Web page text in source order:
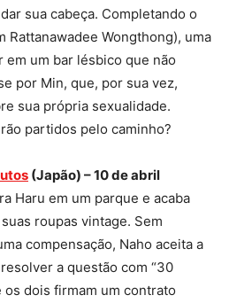
sua cabeça. Completando o
Rattanawadee Wongthong), uma
um bar lésbico que não
por Min, que, por sua vez,
sua própria sexualidade.
partidos pelo caminho?
(Japão) – 10 de abril
Haru em um parque e acaba
roupas vintage. Sem
compensação, Naho aceita a
a questão com “30
os dois firmam um contrato